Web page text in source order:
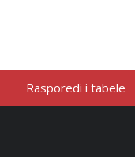
Rasporedi i tabele